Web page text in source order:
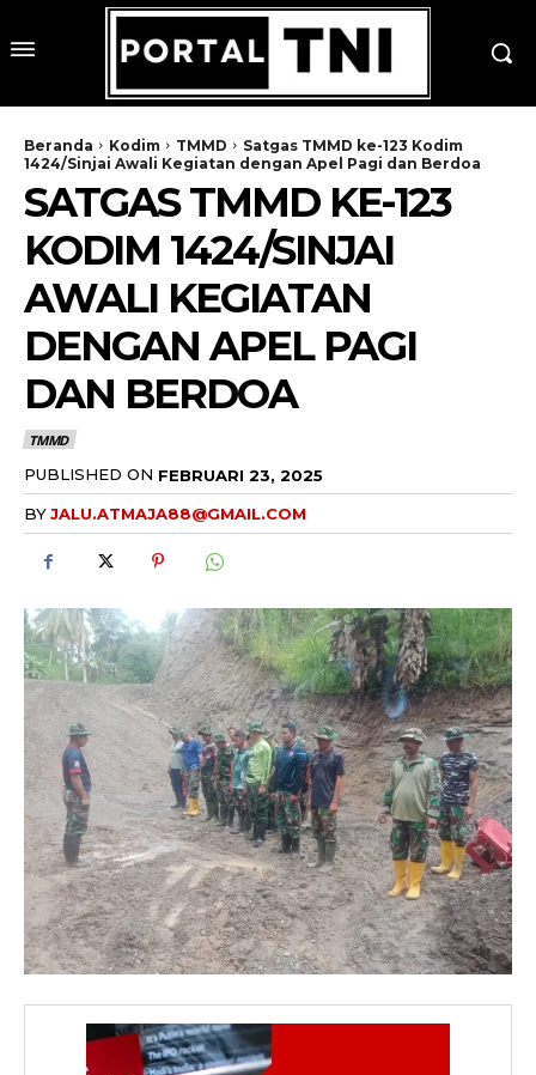
Beranda Kodim TMMD
Satgas TMMD ke-123 Kodim
1424/Sinjai Awali Kegiatan dengan Apel Pagi dan Berdoa
SATGAS TMMD KE-123
KODIM 1424/SINJAI
AWALI KEGIATAN
DENGAN APEL PAGI
DAN BERDOA
TMMD
PUBLISHED ON FEBRUARI 23, 2025
BYJALU.ATMAJA88@GMAIL.COM